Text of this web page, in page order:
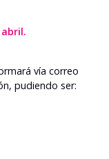
vía correo
pudiendo ser: